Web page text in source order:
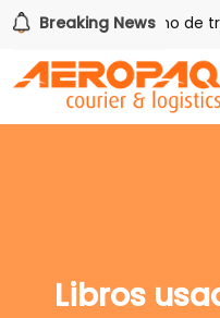
Breaking News
Gana uno de
Libros